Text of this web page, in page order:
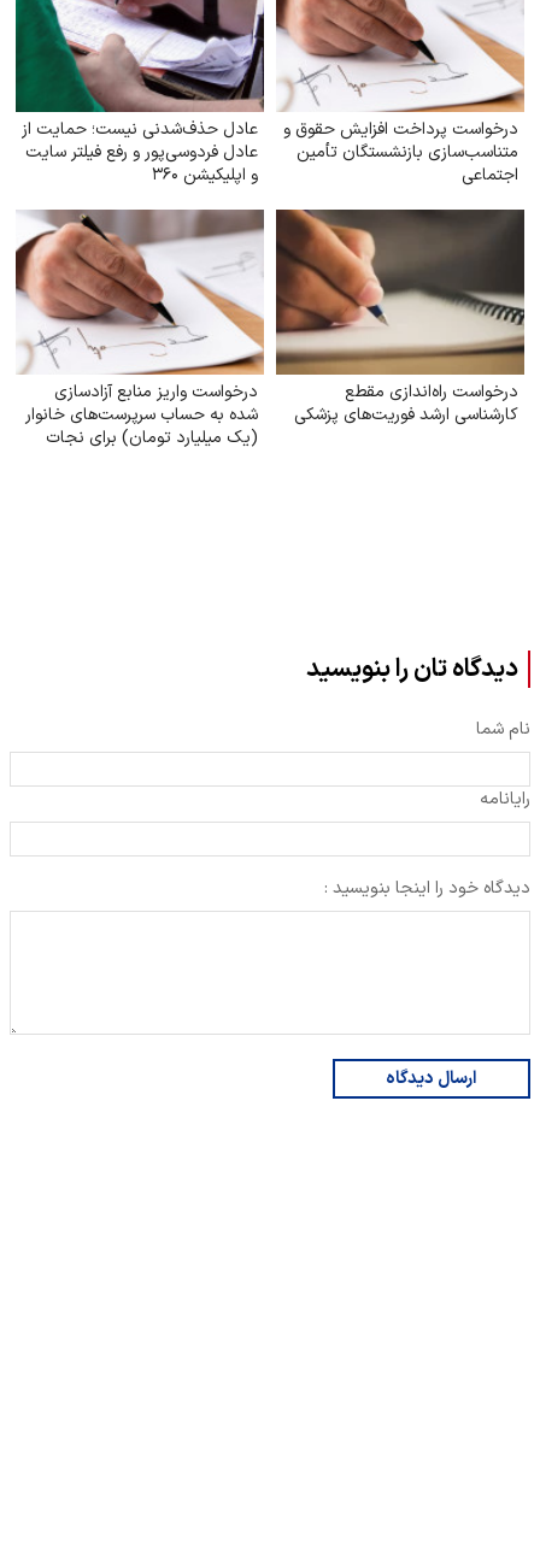
درخواست پرداخت افزایش حقوق و
متناسب‌سازی بازنشستگان تأمین
اجتماعی
عادل حذف‌شدنی نیست؛ حمایت از
عادل فردوسی‌پور و رفع فیلتر سایت
و اپلیکیشن ۳۶۰
درخواست راه‌اندازی مقطع
کارشناسی ارشد فوریت‌های پزشکی
درخواست واریز منابع آزادسازی
شده به حساب سرپرست‌های خانوار
(یک میلیارد تومان) برای نجات
دیدگاه تان را بنویسید
نام شما
رایانامه
دیدگاه خود را اینجا بنویسید :
ارسال دیدگاه